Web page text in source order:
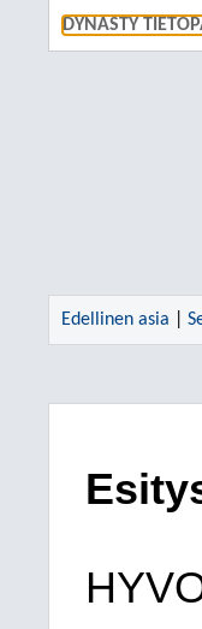
DYNASTY
Edellinen asia